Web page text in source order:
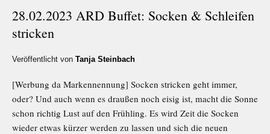
28.02.2023 ARD Buffet: Socken & Schleifen
stricken
Veröffentlicht von Tanja Steinbach
[Werbung da Markennennung] Socken stricken geht immer,
oder? Und auch wenn es draußen noch eisig ist, macht die Sonne
schon richtig Lust auf den Frühling. Es wird Zeit die Socken
wieder etwas kürzer werden zu lassen und sich die neuen